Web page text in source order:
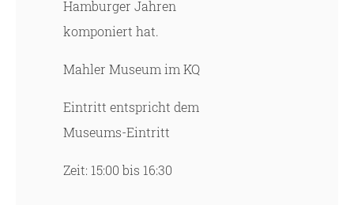
Hamburger Jahren
komponiert hat.
Mahler Museum im KQ
Eintritt entspricht dem
Museums-Eintritt
Zeit: 15:00 bis 16:30